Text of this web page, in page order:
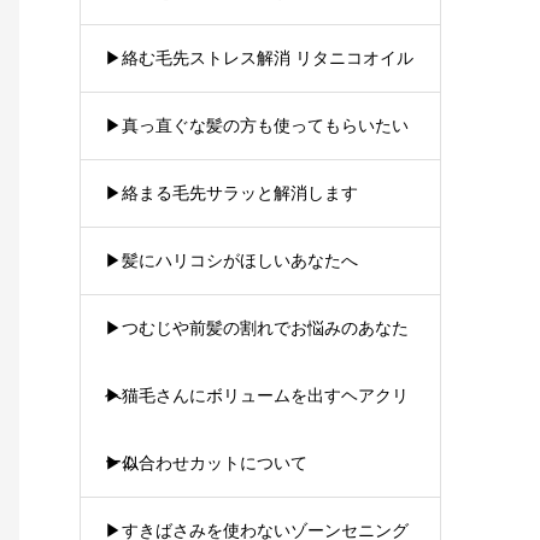
▶︎絡む毛先ストレス解消 リタニコオイル
▶︎真っ直ぐな髪の方も使ってもらいたい
▶︎絡まる毛先サラッと解消します
▶︎髪にハリコシがほしいあなたへ
▶︎つむじや前髪の割れでお悩みのあなた
へ
▶︎猫毛さんにボリュームを出すヘアクリ
ーム
▶︎似合わせカットについて
▶︎すきばさみを使わないゾーンセニング